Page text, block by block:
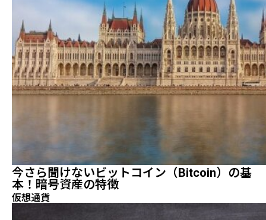
今さら聞けないビットコイン（Bitcoin）の基
本！暗号資産の特徴
仮想通貨